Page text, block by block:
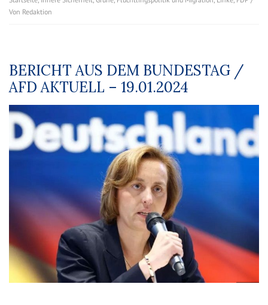
Von Redaktion
BERICHT AUS DEM BUNDESTAG /
AFD AKTUELL – 19.01.2024